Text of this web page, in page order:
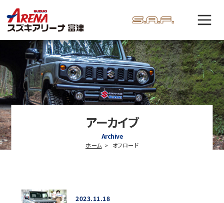
アーカイブ
Archive
ホーム オフロード
2023.11.18